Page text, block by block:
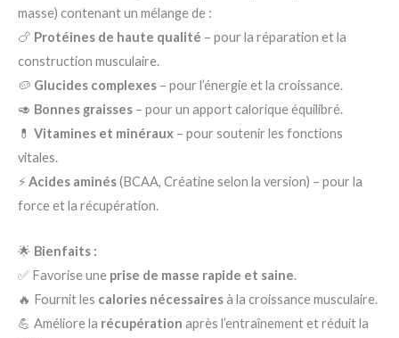
masse) contenant un mélange de :
🍗 Protéines de haute qualité – pour la réparation et la
construction musculaire.
🥔 Glucides complexes – pour l’énergie et la croissance.
🥑 Bonnes graisses – pour un apport calorique équilibré.
💊 Vitamines et minéraux – pour soutenir les fonctions
vitales.
⚡Acides aminés(BCAA, Créatine selon la version) – pour la
force et la récupération.
🌟 Bienfaits :
✅ Favorise une prise de masse rapide et saine.
🔥 Fournit les calories nécessairesà la croissance musculaire.
💪 Améliore la récupération après l’entraînement et réduit la